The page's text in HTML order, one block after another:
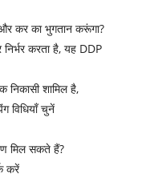
कर का भुगतान करूंगा?
निर्भर करता है, यह DDP
निकासी शामिल है,
विधियाँ चुनें
मिल सकते हैं?
करें